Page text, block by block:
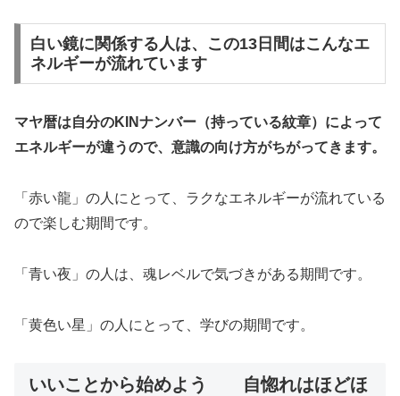
白い鏡に関係する人は、この13日間はこんなエ
ネルギーが流れています
マヤ暦は自分のKINナンバー（持っている紋章）によって
エネルギーが違うので、意識の向け方がちがってきます。
「赤い龍」の人にとって、ラクなエネルギーが流れている
ので楽しむ期間です。
「青い夜」の人は、魂レベルで気づきがある期間です。
「黄色い星」の人にとって、学びの期間です。
いいことから始めよう 自惚れはほどほ